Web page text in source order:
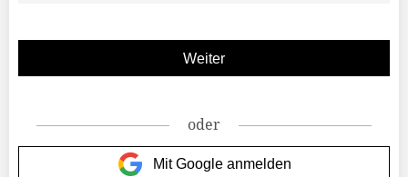
oder
Mit Google anmelden